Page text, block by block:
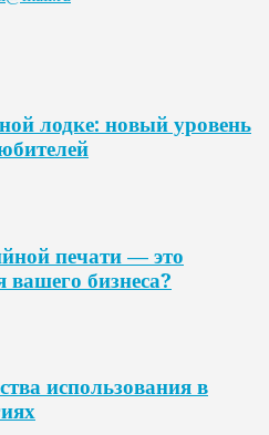
лодке: новый уровень
печати — это
вашего бизнеса?
использования в